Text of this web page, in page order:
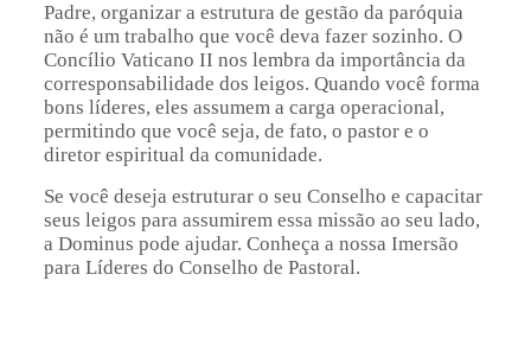
Padre, organizar a estrutura de gestão da paróquia
não é um trabalho que você deva fazer sozinho. O
Concílio Vaticano II nos lembra da importância da
corresponsabilidade dos leigos. Quando você forma
bons líderes, eles assumem a carga operacional,
permitindo que você seja, de fato, o pastor e o
diretor espiritual da comunidade.
Se você deseja estruturar o seu Conselho e capacitar
seus leigos para assumirem essa missão ao seu lado,
a Dominus pode ajudar. Conheça a nossa Imersão
para Líderes do Conselho de Pastoral.